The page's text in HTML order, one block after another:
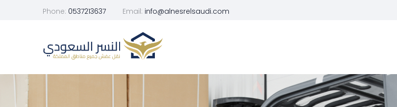
Phone: 0537213637 Email: info@alnesrelsaudi.com